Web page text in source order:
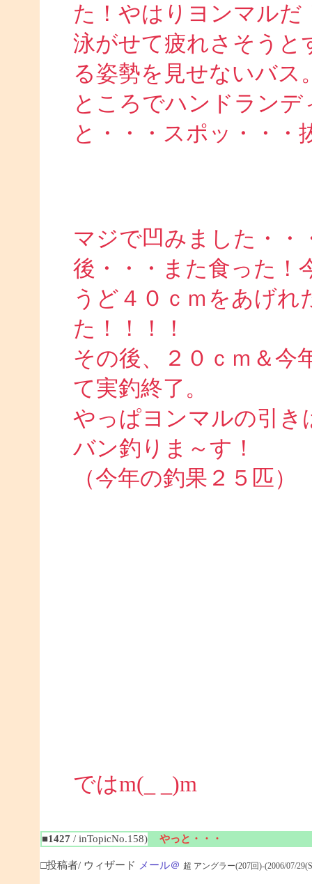
た！やはりヨンマルだ
泳がせて疲れさそうと
る姿勢を見せないバ
ところでハンドラン
と・・・スポッ・・・
マジで凹みました・・
後・・・また食った！
うど４０ｃｍをあげれ
た！！！！
その後、２０ｃｍ＆今
て実釣終了。
やっぱヨンマルの引き
バン釣りま～す！
（今年の釣果２５匹）
ではm(_ _)m
■1427 / inTopicNo.158) やっと・・・
□投稿者/ ウィザード メール＠ 超 アングラー(207回)-(2006/07/